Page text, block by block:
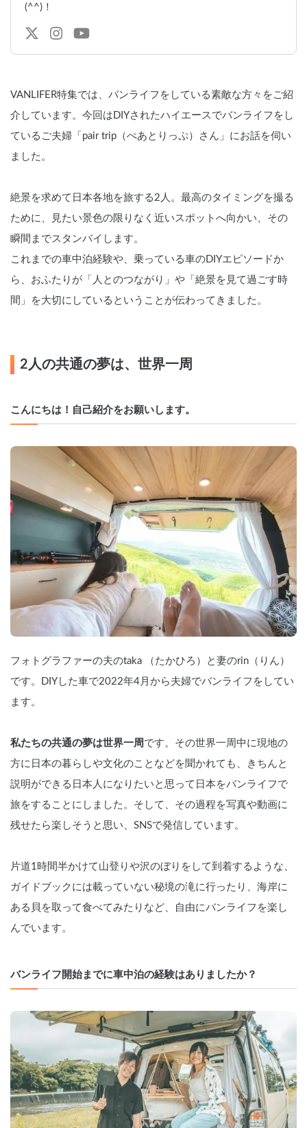
(^^)！
VANLIFER特集では、バンライフをしている素敵な方々をご紹
介しています。今回はDIYされたハイエースでバンライフをし
ているご夫婦「pair trip（ぺあとりっぷ）さん」にお話を伺い
ました。
絶景を求めて日本各地を旅する2人。最高のタイミングを撮る
ために、見たい景色の限りなく近いスポットへ向かい、その
瞬間までスタンバイします。
これまでの車中泊経験や、乗っている車のDIYエピソードか
ら、おふたりが「人とのつながり」や「絶景を見て過ごす時
間」を大切にしているということが伝わってきました。
2人の共通の夢は、世界一周
こんにちは！自己紹介をお願いします。
フォトグラファーの夫のtaka （たかひろ）と妻のrin（りん）
です。DIYした車で2022年4月から夫婦でバンライフをしてい
ます。
私たちの共通の夢は世界一周 です。その世界一周中に現地の
方に日本の暮らしや文化のことなどを聞かれても、きちんと
説明ができる日本人になりたいと思って日本をバンライフで
旅をすることにしました。そして、その過程を写真や動画に
残せたら楽しそうと思い、SNSで発信しています。
片道1時間半かけて山登りや沢のぼりをして到着するような、
ガイドブックには載っていない秘境の滝に行ったり、海岸に
ある貝を取って食べてみたりなど、自由にバンライフを楽し
んでいます。
バンライフ開始までに車中泊の経験はありましたか？